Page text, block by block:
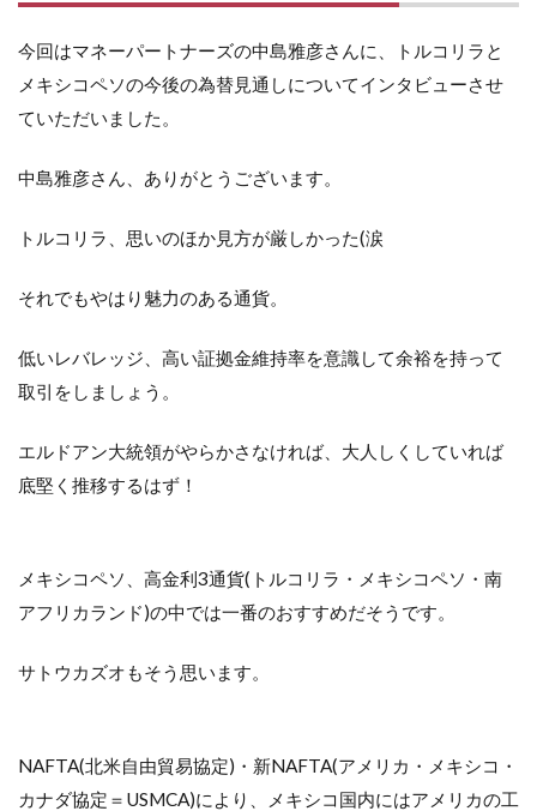
今回はマネーパートナーズの中島雅彦さんに、トルコリラと
メキシコペソの今後の為替見通しについてインタビューさせ
ていただいました。
中島雅彦さん、ありがとうございます。
トルコリラ、思いのほか見方が厳しかった(涙
それでもやはり魅力のある通貨。
低いレバレッジ、高い証拠金維持率を意識して余裕を持って
取引をしましょう。
エルドアン大統領がやらかさなければ、大人しくしていれば
底堅く推移するはず！
メキシコペソ、高金利3通貨(トルコリラ・メキシコペソ・南
アフリカランド)の中では一番のおすすめだそうです。
サトウカズオもそう思います。
NAFTA(北米自由貿易協定)・新NAFTA(アメリカ・メキシコ・
カナダ協定＝USMCA)により、メキシコ国内にはアメリカの工